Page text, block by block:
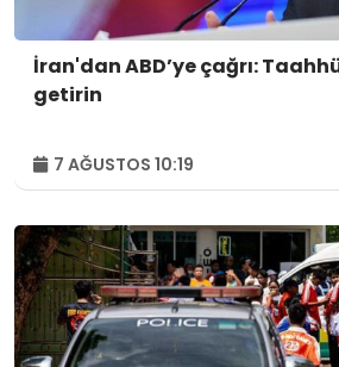
İran'dan ABD’ye çağrı:
getirin
7 AĞUSTOS 10:19